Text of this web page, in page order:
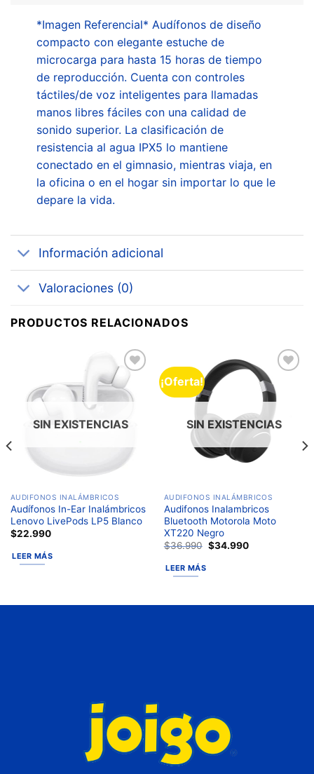
*Imagen Referencial* Audífonos de diseño
compacto con elegante estuche de
microcarga para hasta 15 horas de tiempo
de reproducción. Cuenta con controles
táctiles/de voz inteligentes para llamadas
manos libres fáciles con una calidad de
sonido superior. La clasificación de
resistencia al agua IPX5 lo mantiene
conectado en el gimnasio, mientras viaja, en
la oficina o en el hogar sin importar lo que le
depare la vida.
Información adicional
Valoraciones (0)
PRODUCTOS RELACIONADOS
Añadir
a la
lista de
SIN EXISTENCIAS
AUDIFONOS INALÁMBRICOS
Audífonos In-Ear Inalámbricos
Lenovo LivePods LP5 Blanco
$22.990
LEER MÁS
¡Oferta!
Añadir
a la
lista de
deseos
SIN EXISTENCIAS
AUDIFONOS INALÁMBRICOS
Audifonos Inalambricos
Bluetooth Motorola Moto
XT220 Negro
$36.990 $34.990
LEER MÁS